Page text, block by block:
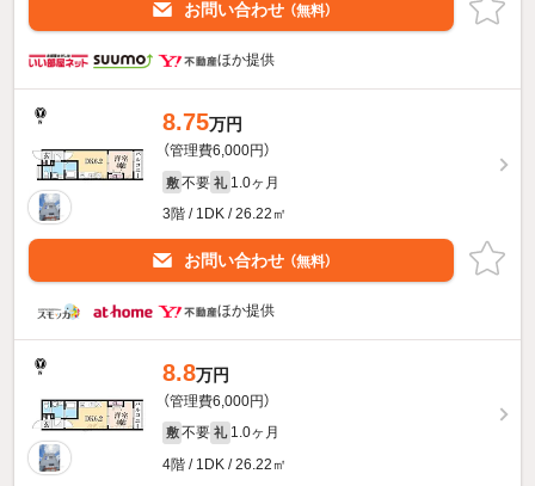
お問い合わせ （無料）
ほか提供
8.75万円
（管理費6,000円）
敷 不要 礼 1.0ヶ月
3階 / 1DK / 26.22㎡
お問い合わせ （無料）
ほか提供
8.8万円
（管理費6,000円）
敷 不要 礼 1.0ヶ月
4階 / 1DK / 26.22㎡